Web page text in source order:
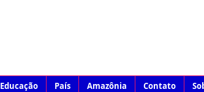
Educação País Amazônia Contato